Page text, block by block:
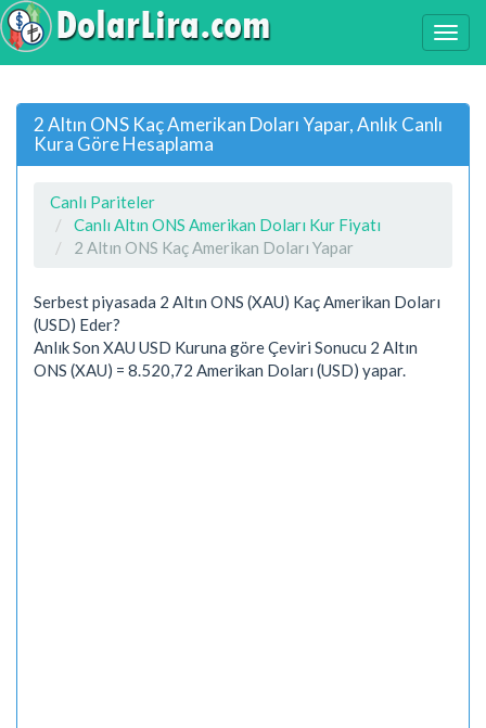
2 Altın ONS Kaç Amerikan Doları Yapar, Anlık Canlı
Kura Göre Hesaplama
Canlı Pariteler
Canlı Altın ONS Amerikan Doları Kur Fiyatı
2 Altın ONS Kaç Amerikan Doları Yapar
Serbest piyasada 2 Altın ONS (XAU) Kaç Amerikan Doları
(USD) Eder?
Anlık Son XAU USD Kuruna göre Çeviri Sonucu 2 Altın
ONS (XAU) = 8.520,72 Amerikan Doları (USD) yapar.